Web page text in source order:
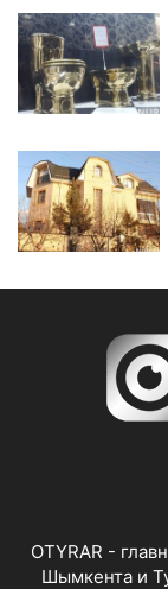
OTYRAR -
Шымкента и